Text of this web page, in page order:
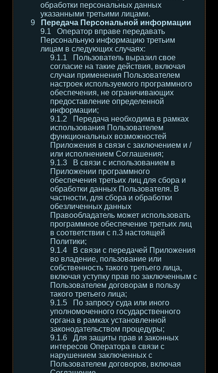
обработки персональных данных
указанными третьими лицами.
Передача Персональной информации
Оператор вправе передавать
Персональную информацию третьим
лицам в следующих случаях:
Пользователь выразил свое
согласие на такие действия, включая
случаи применения Пользователем
настроек используемого программного
обеспечения, не ограничивающих
предоставление определенной
информации;
Передача необходима в рамках
использования Пользователем
функциональных возможностей
Приложения в связи с заключением и /
или исполнением Соглашения;
В связи с использованием в
Приложении программного
обеспечения третьих лиц для сбора и
обработки данных Пользователя. В
частности, для сбора и обработки
обезличенных данных
Правообладатель может использовать
программное обеспечение третьих лиц
в соответствии с п.3 настоящей
Политики;
В связи с передачей Приложения
во владение, пользование или
собственность такого третьего лица,
включая уступку прав по заключенным с
Пользователем договорам в пользу
такого третьего лица;
По запросу суда или иного
уполномоченного государственного
органа в рамках установленной
законодательством процедуры;
Для защиты прав и законных
интересов Оператора в связи с
нарушением заключенных с
Пользователем договоров, включая